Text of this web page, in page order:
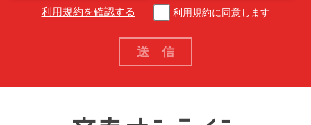
利用規約を確認する 利用規約に同意します